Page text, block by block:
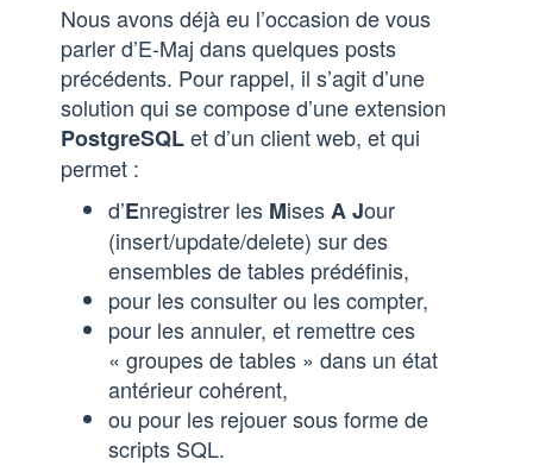
Nous avons déjà eu l’occasion de vous
parler d’E-Maj dans quelques posts
précédents. Pour rappel, il s’agit d’une
solution qui se compose d’une extension
PostgreSQLet d’un client web, et qui
permet :
d’Enregistrer les MisesAJour
(insert/update/delete) sur des
ensembles de tables prédéfinis,
pour les consulter ou les compter,
pour les annuler, et remettre ces
« groupes de tables » dans un état
antérieur cohérent,
ou pour les rejouer sous forme de
scripts SQL.